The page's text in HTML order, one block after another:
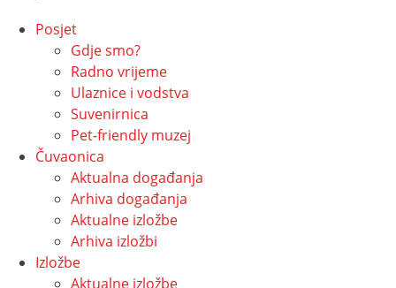
Posjet
Gdje smo?
Radno vrijeme
Ulaznice i vodstva
Suvenirnica
Pet-friendly muzej
Čuvaonica
Aktualna događanja
Arhiva događanja
Aktualne izložbe
Arhiva izložbi
Izložbe
Aktualne izložbe